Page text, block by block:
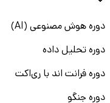
دوره هوش مصنوعی (AI)
دوره تحلیل داده
دوره فرانت اند با ری‌اکت
دوره جنگو